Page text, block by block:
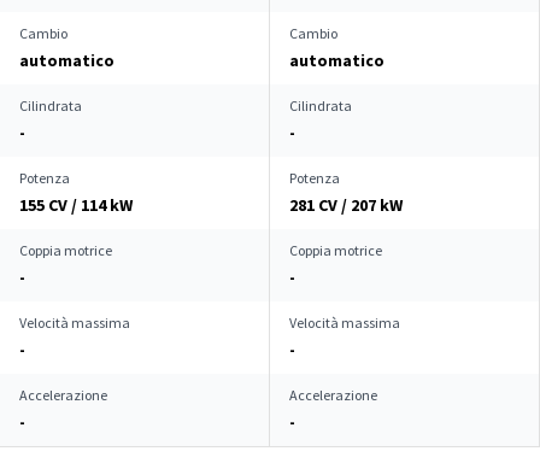
Cambio
automatico
Cambio
automatico
Cilindrata
-
Cilindrata
-
Potenza
155 CV / 114 kW
Potenza
281 CV / 207 kW
Coppia motrice
-
Coppia motrice
-
Velocità massima
-
Velocità massima
-
Accelerazione
-
Accelerazione
-